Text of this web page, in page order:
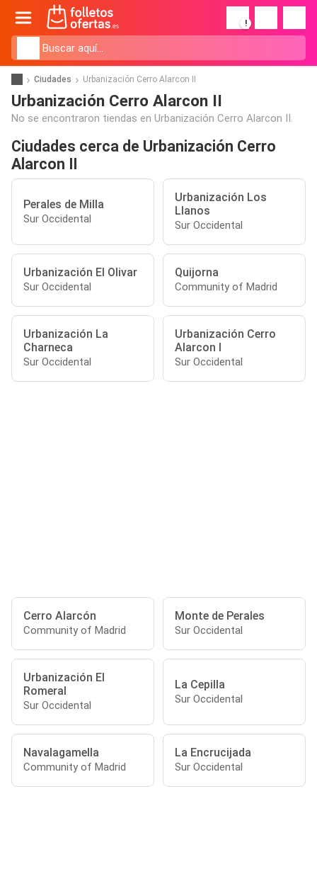
!
Ciudades Urbanización Cerro Alarcon II
Urbanización Cerro Alarcon II
No se encontraron tiendas en Urbanización Cerro Alarcon II.
Ciudades cerca de Urbanización Cerro
Alarcon II
Perales de Milla
Sur Occidental
Urbanización Los
Llanos
Sur Occidental
Urbanización El Olivar
Sur Occidental
Quijorna
Community of Madrid
Urbanización La
Charneca
Sur Occidental
Urbanización Cerro
Alarcon I
Sur Occidental
Cerro Alarcón
Community of Madrid
Monte de Perales
Sur Occidental
Urbanización El
Romeral
Sur Occidental
La Cepilla
Sur Occidental
Navalagamella
Community of Madrid
La Encrucijada
Sur Occidental